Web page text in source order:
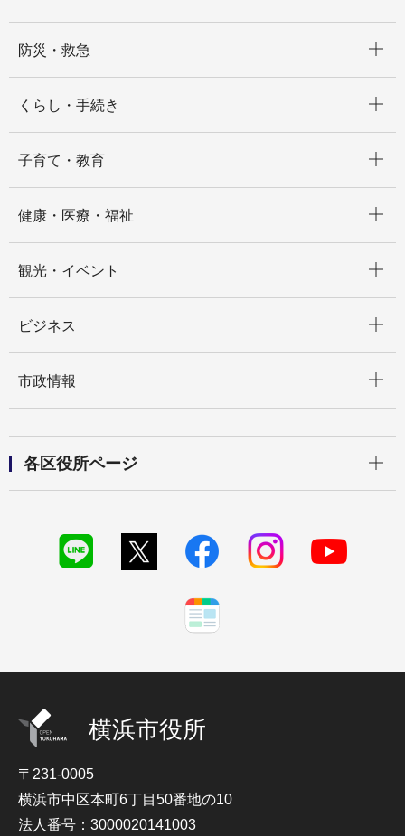
防災・救急
くらし・手続き
子育て・教育
健康・医療・福祉
観光・イベント
ビジネス
市政情報
各区役所ページ
横浜市役所
〒231-0005
横浜市中区本町6丁目50番地の10
法人番号：3000020141003